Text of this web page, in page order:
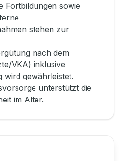
Fortbildungen sowie
stehen zur
nach dem
VKA) inklusive
wird gewährleistet.
unterstützt die
im Alter.